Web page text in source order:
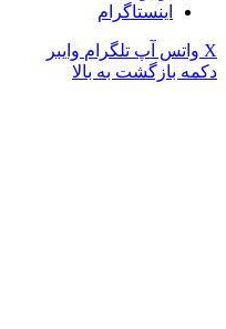
اینستاگرام
X واتس آپ تلگرام وایبر
دکمه بازگشت به بالا